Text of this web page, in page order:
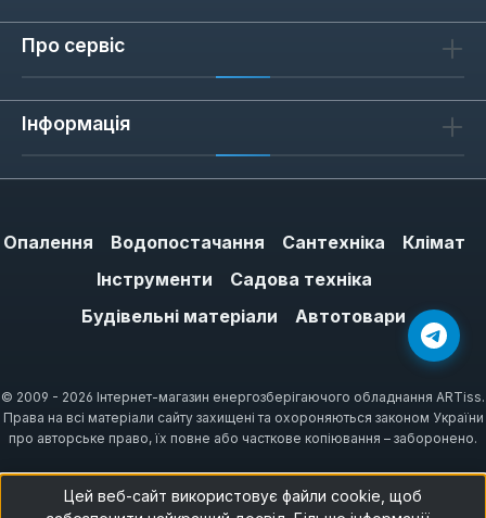
Про сервіс
Інформація
Опалення Водопостачання Сантехніка
Клімат
Інструменти
Садова техніка
Будівельні матеріали
Автотовари
© 2009 - 2026 Інтернет-магазин енергозберігаючого обладнання ARTiss.
Права на всі матеріали сайту захищені та охороняються законом України
про авторське право, їх повне або часткове копіювання – заборонено.
Цей веб-сайт використовує файли cookie, щоб